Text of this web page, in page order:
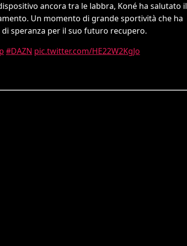
ancora tra le labbra, Koné ha salutato il
Un momento di grande sportività che ha
speranza per il suo futuro recupero.
#DAZN pic.twitter.com/HE22W2KgJo